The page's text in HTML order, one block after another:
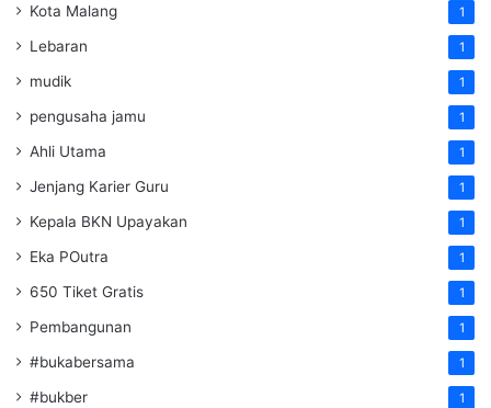
Kota Malang 1
Lebaran 1
mudik 1
pengusaha jamu 1
Ahli Utama 1
Jenjang Karier Guru 1
Kepala BKN Upayakan 1
Eka POutra 1
650 Tiket Gratis 1
Pembangunan 1
#bukabersama 1
#bukber 1